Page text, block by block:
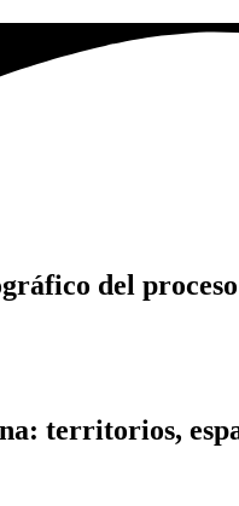
del
territorios,